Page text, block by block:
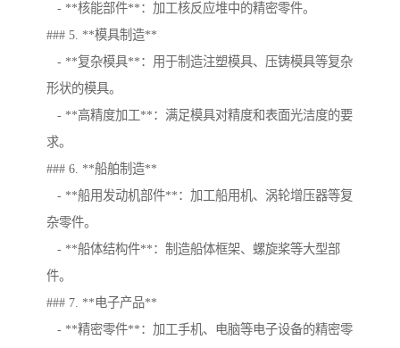
- **核能部件**：加工核反应堆中的精密零件。
### 5. **模具制造**
- **复杂模具**：用于制造注塑模具、压铸模具等复杂
形状的模具。
- **高精度加工**：满足模具对精度和表面光洁度的要
求。
### 6. **船舶制造**
- **船用发动机部件**：加工船用机、涡轮增压器等复
杂零件。
- **船体结构件**：制造船体框架、螺旋桨等大型部
件。
### 7. **电子产品**
- **精密零件**：加工手机、电脑等电子设备的精密零